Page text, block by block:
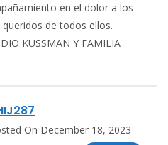
en el dolor a los
queridos de todos ellos.
KUSSMAN Y FAMILIA
On December 18, 2023